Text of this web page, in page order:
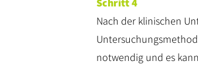
Nach der klinischen
notwendig und es